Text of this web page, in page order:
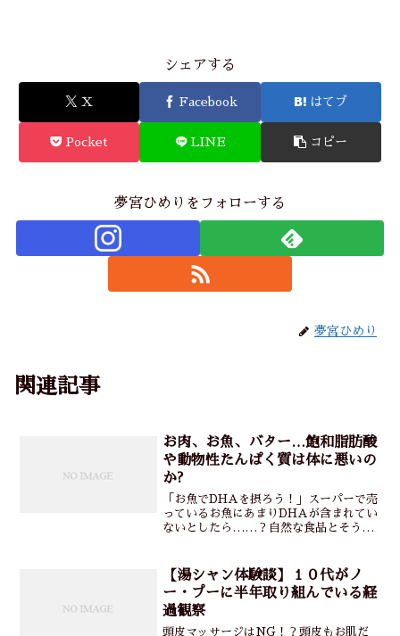
シェアする
X Facebook はてブ
Pocket LINE コピー
夢宮ひめりをフォローする
夢宮ひめり
関連記事
お肉、お魚、バター…飽和脂肪酸
や動物性たんぱく質は体に悪いの
か?
「お魚でDHAを摂ろう！」スーパーで売
っているお魚にあまりDHAが含まれてい
ないとしたら……？自然な食品とそうで
ます♪
【湯シャン体験談】１０代がノ
ー・プーに半年取り組んでいる経
過観察
頭皮マッサージはNG！？頭皮もお肌だ